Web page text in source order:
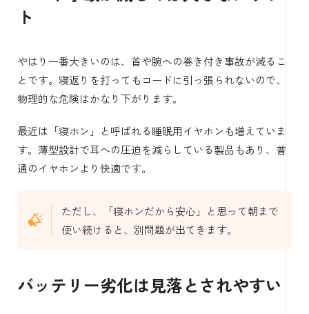
ト
やはり一番大きいのは、首や腕への巻き付き事故が減るこ
とです。寝返りを打ってもコードに引っ張られないので、
物理的な危険はかなり下がります。
最近は「寝ホン」と呼ばれる睡眠用イヤホンも増えていま
す。薄型設計で耳への圧迫を減らしている製品もあり、普
通のイヤホンより快適です。
ただし、「寝ホンだから安心」と思って朝まで
使い続けると、別問題が出てきます。
バッテリー劣化は見落とされやすい